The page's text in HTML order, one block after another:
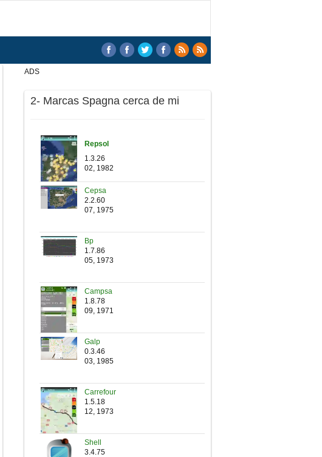
ADS
2- Marcas Spagna cerca de mi
Repsol
1.3.26
02, 1982
Cepsa
2.2.60
07, 1975
Bp
1.7.86
05, 1973
Campsa
1.8.78
09, 1971
Galp
0.3.46
03, 1985
Carrefour
1.5.18
12, 1973
Shell
3.4.75